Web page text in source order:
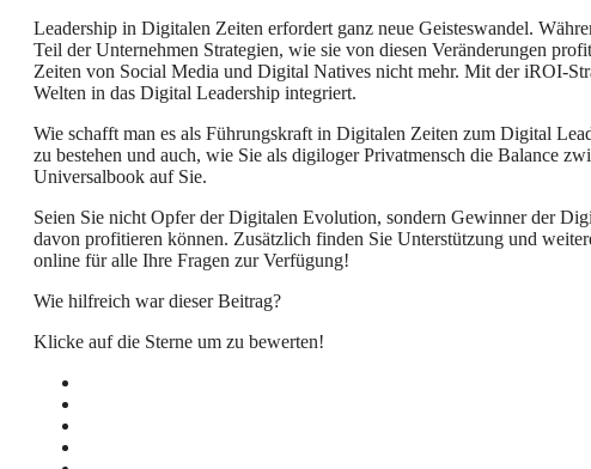
Leadership in Digitalen Zeiten erfordert ganz neue Geisteswandel.
Teil der Unternehmen Strategien, wie sie von diesen Veränderungen
Zeiten von Social Media und Digital Natives nicht mehr. Mit der iROI-
Welten in das Digital Leadership integriert.
Wie schafft man es als Führungskraft in Digitalen Zeiten zum Digital
zu bestehen und auch, wie Sie als digiloger Privatmensch die Balance
Universalbook auf Sie.
Seien Sie nicht Opfer der Digitalen Evolution, sondern Gewinner der
davon profitieren können. Zusätzlich finden Sie Unterstützung und
online für alle Ihre Fragen zur Verfügung!
Wie hilfreich war dieser Beitrag?
Klicke auf die Sterne um zu bewerten!